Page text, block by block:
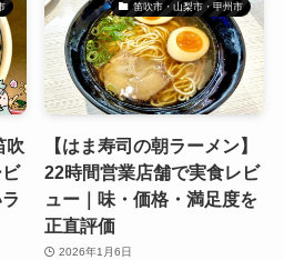
吹
笛吹市・山梨市・甲州市
【はま寿司の朝ラーメン】
22時間営業店舗で実食レビ
ュー｜味・価格・満足度を
正直評価
2026年1月6日